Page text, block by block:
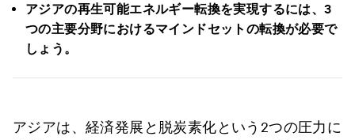
アジアの再生可能エネルギー転換を実現するには、3
つの主要分野におけるマインドセットの転換が必要で
しょう。
アジアは、経済発展と脱炭素化という2つの圧力に